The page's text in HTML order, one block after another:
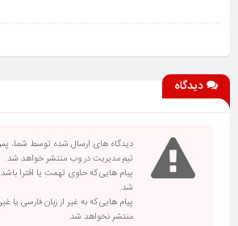
دیدگاه
دیدگاه های ارسال شده توسط شما،
تیم مدیریت در وب منتشر خواهد شد.
پیام هایی که حاوی تهمت یا افترا
شد.
پیام هایی که به غیر از زبان فارسی یا
منتشر نخواهد شد.